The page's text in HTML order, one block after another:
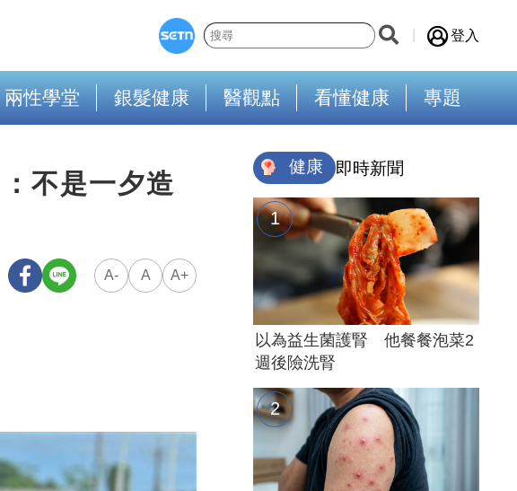
登入
兩性學堂 銀髮健康 醫觀點 看懂健康 專題
不是一夕造
A- A A+
健康 即時新聞
以為益生菌護腎 他餐餐泡菜2
週後險洗腎